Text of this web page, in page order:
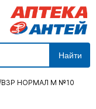
Найти
НОРМАЛ M №10